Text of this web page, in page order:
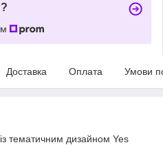
Доставка Оплата Умови
тематичним дизайном Yes